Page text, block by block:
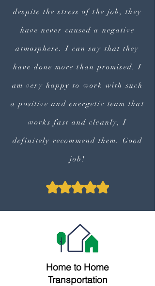
despite the stress of the job, they
have never caused a negative
atmosphere. I can say that they
have done more than promised. I
am very happy to work with such
a positive and energetic team that
works fast and cleanly, I
definitely recommend them. Good
job!
Home to Home
Transportation